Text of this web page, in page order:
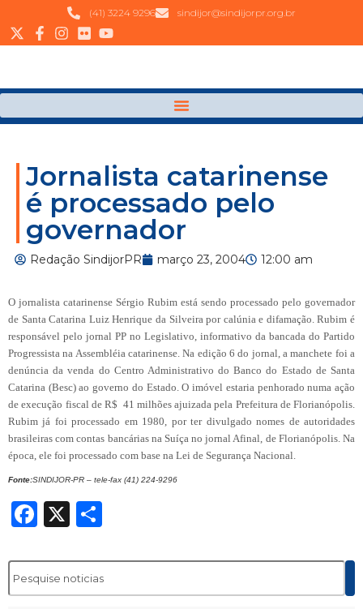
(41) 3224 9296 sindijor@sindijorpr.org.br
Jornalista catarinense
é processado pelo
governador
Redação SindijorPR março 23, 2004 12:00 am
O jornalista catarinense Sérgio Rubim está sendo processado pelo governador
de Santa Catarina Luiz Henrique da Silveira por calúnia e difamação. Rubim é
responsável pelo jornal PP no Legislativo, informativo da bancada do Partido
Progressista na Assembléia catarinense. Na edição 6 do jornal, a manchete foi a
denúncia da venda do Centro Administrativo do Banco do Estado de Santa
Catarina (Besc) ao governo do Estado. O imóvel estaria penhorado numa ação
de execução fiscal de R$ 41 milhões ajuizada pela Prefeitura de Florianópolis.
Rubim já foi processado em 1980, por ter divulgado nomes de autoridades
brasileiras com contas bancárias na Suíça no jornal Afinal, de Florianópolis. Na
época, ele foi processado com base na Lei de Segurança Nacional.
Fonte:SINDIJOR-PR – tele-fax (41) 224-9296
Facebook
X